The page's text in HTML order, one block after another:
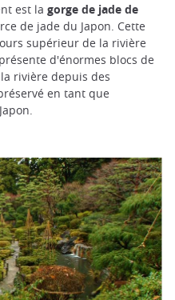
est la gorge de jade de
de jade du Japon. Cette
supérieur de la rivière
d'énormes blocs de
rivière depuis des
en tant que